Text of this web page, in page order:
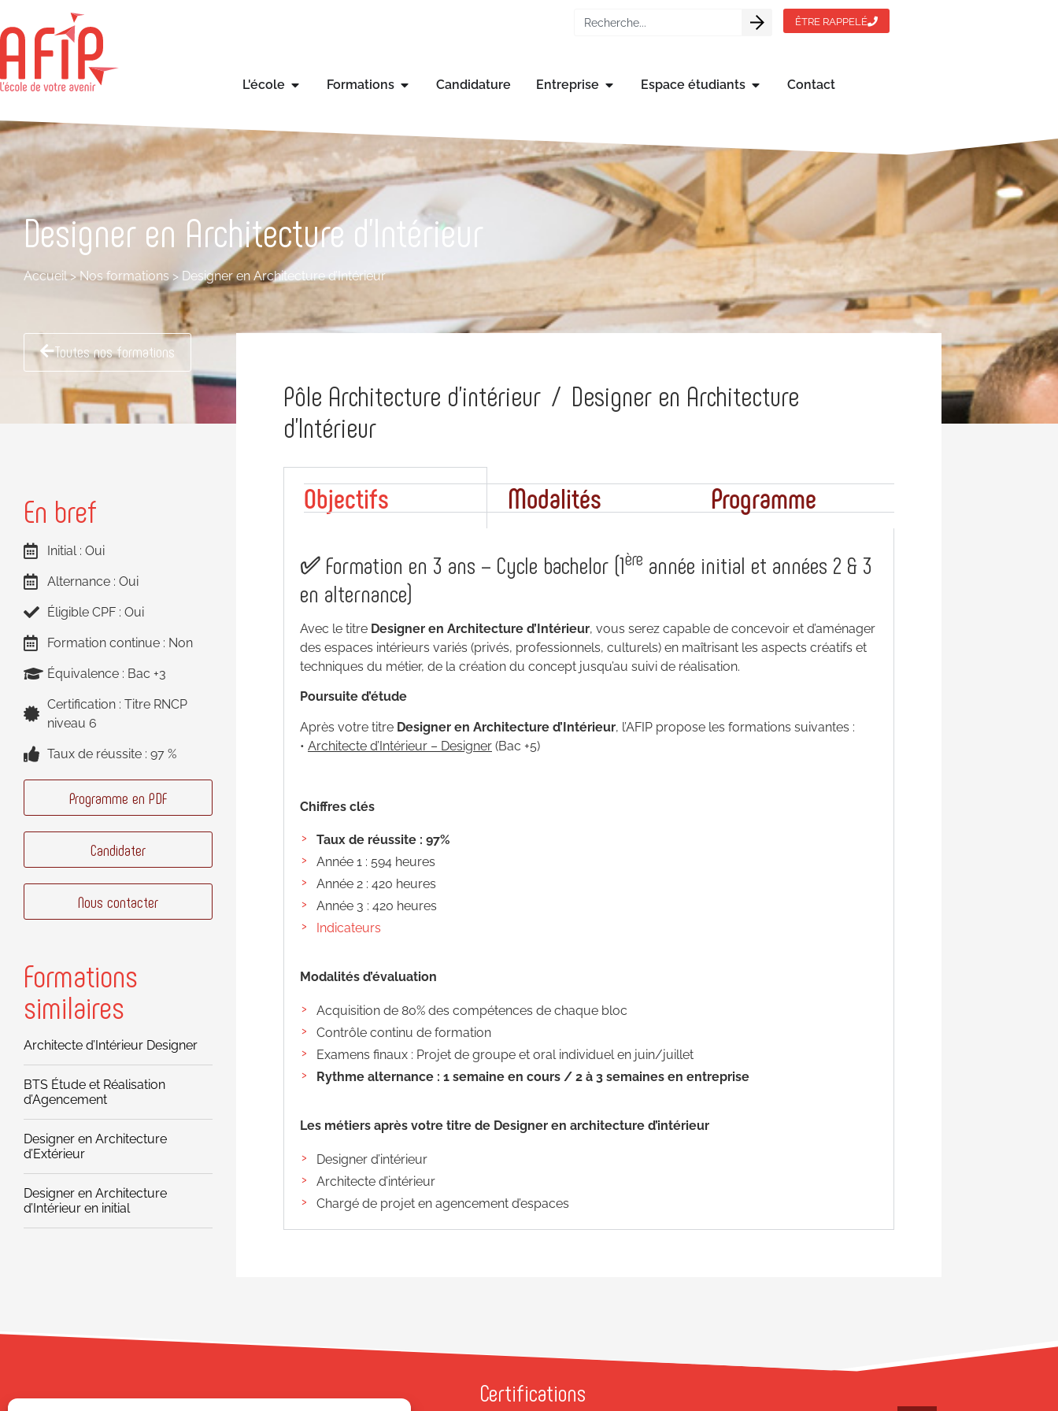
ÊTRE RAPPELÉ
L'école Formations Candidature Entreprise Espace étudiants Contact
Designer en Architecture d’Intérieur
Accueil>Nos formations> Designer en Architecture d’Intérieur
Toutes nos formations
En bref
Initial : Oui
Alternance : Oui
Éligible CPF : Oui
Formation continue : Non
Équivalence : Bac +3
Certification : Titre RNCP
niveau 6
Taux de réussite : 97 %
Programme en PDF
Candidater
Nous contacter
Formations
similaires
Architecte d’Intérieur Designer
BTS Étude et Réalisation
d’Agencement
Designer en Architecture
d’Extérieur
Designer en Architecture
d’Intérieur en initial
Pôle Architecture d'intérieur / Designer en Architecture
d’Intérieur
Objectifs Modalités Programme
✅ Formation en 3 ans – Cycle bachelor (1ère année initial et années 2 & 3
en alternance)
Avec le titre Designer en Architecture d’Intérieur, vous serez capable de concevoir et d’aménager
des espaces intérieurs variés (privés, professionnels, culturels) en maîtrisant les aspects créatifs et
techniques du métier, de la création du concept jusqu’au suivi de réalisation.
Poursuite d’étude
Après votre titre Designer en Architecture d’Intérieur, l’AFIP propose les formations suivantes :
• Architecte d’Intérieur – Designer (Bac +5)
Chiffres clés
Taux de réussite : 97%
Année 1 : 594 heures
Année 2 : 420 heures
Année 3 : 420 heures
Indicateurs
Modalités d’évaluation
Acquisition de 80% des compétences de chaque bloc
Contrôle continu de formation
Examens finaux : Projet de groupe et oral individuel en juin/juillet
Rythme alternance : 1 semaine en cours / 2 à 3 semaines en entreprise
Les métiers après votre titre de Designer en architecture d’intérieur
Designer d’intérieur
Architecte d’intérieur
Chargé de projet en agencement d’espaces
Certifications